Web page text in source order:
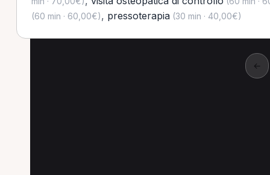
(60 min · 60,00€), pressoterapia(30 min · 40,00€)
←